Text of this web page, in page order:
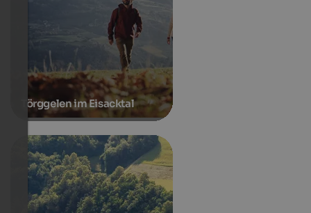
Törggelen im Eisacktal